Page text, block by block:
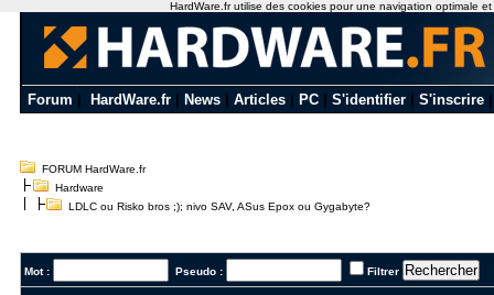
Forum HardWare.fr News Articles PC S'identifier S'inscrire
FORUM HardWare.fr
Hardware
LDLC ou Risko bros ;); nivo SAV, ASus Epox ou Gygabyte?
Mot : Pseudo : Filtrer
HardWare.fr utilise des cookies pour une navigation optimale